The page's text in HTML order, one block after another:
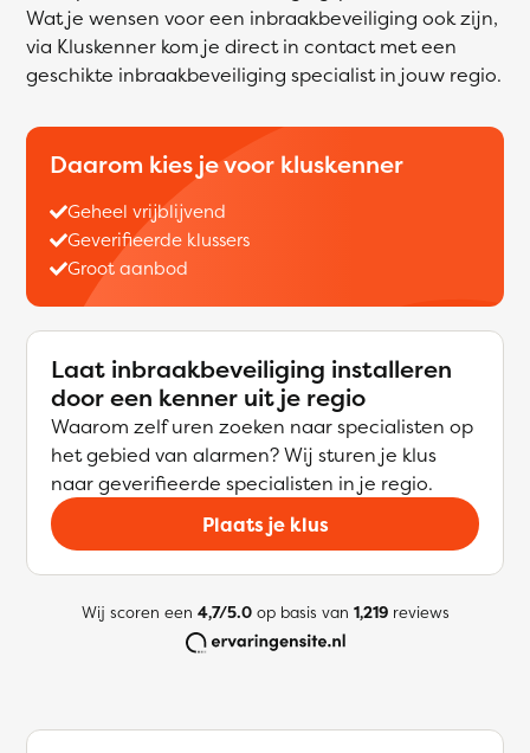
Wat je wensen voor een inbraakbeveiliging ook zijn,
via Kluskenner kom je direct in contact met een
geschikte inbraakbeveiliging specialist in jouw regio.
Daarom kies je voor kluskenner
Geheel vrijblijvend
Geverifieerde klussers
Groot aanbod
Laat inbraakbeveiliging installeren
door een kenner uit je regio
Waarom zelf uren zoeken naar specialisten op
het gebied van alarmen? Wij sturen je klus
naar geverifieerde specialisten in je regio.
Plaats je klus
Wij scoren een 4,7/5.0op basis van 1,219reviews